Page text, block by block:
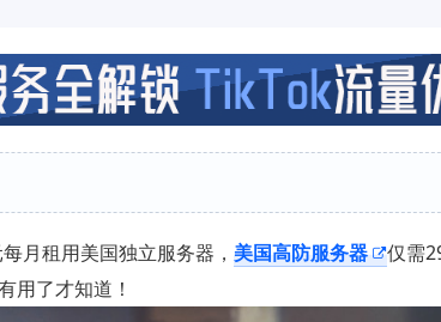
月租用美国独立服务器， 美国高防服务器 仅需
用了才知道！